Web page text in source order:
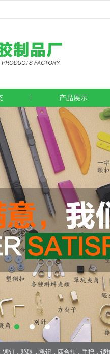
产品展示
铆钉，鸡眼，急钮，四合扣，手把，锁